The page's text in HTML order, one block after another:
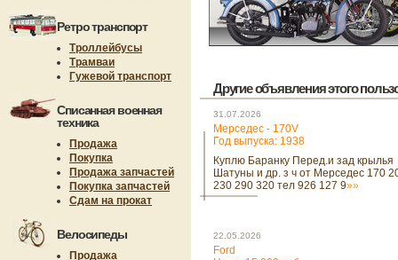
Ретро транспорт
Троллейбусы
Трамваи
Гужевой транспорт
Списанная военная
техника
Продажа
Покупка
Продажа запчастей
Покупка запчастей
Сдам на прокат
Велосипеды
Продажа
Другие объявления этого
31.07.2026
Мерседес - 170V
Год выпуска: 1938
Куплю Баранку Перед.и зад крылья
Шатуны и др. з ч от Мерседес 170
230 290 320 тел 926 127 9»»
22.05.2026
Ford